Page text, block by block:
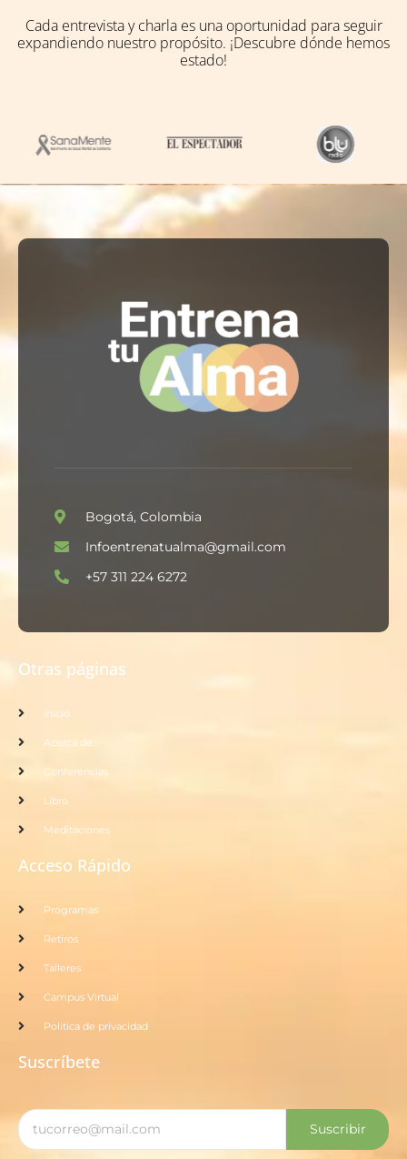
Cada entrevista y charla es una oportunidad para seguir
expandiendo nuestro propósito. ¡Descubre dónde hemos
estado!
Bogotá, Colombia
Infoentrenatualma@gmail.com
+57 311 224 6272
Otras páginas
Inicio
Acerca de
Conferencias
Libro
Meditaciones
Acceso Rápido
Programas
Retiros
Talleres
Campus Virtual
Politica de privacidad
Suscríbete
Suscribir